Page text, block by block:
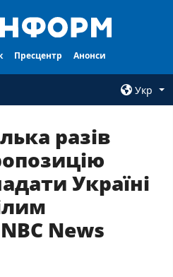
Пресцентр Анонси
Укр
АГЕНТСТВО
Про нас
Передплата
разів
Україні
News